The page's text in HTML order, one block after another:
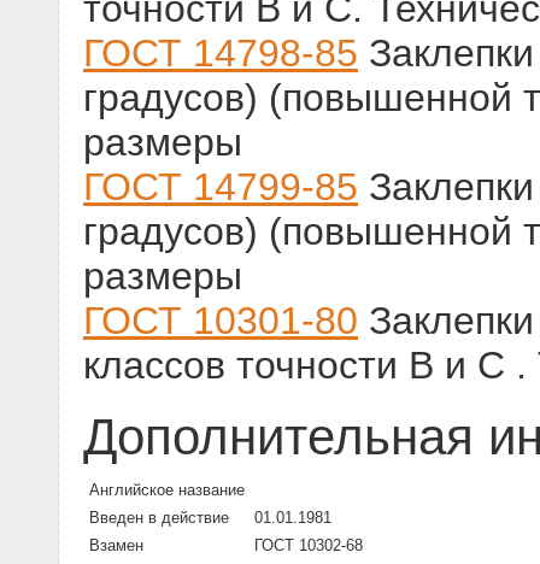
ГОСТ 14798-85
градусов) (повышенной
размеры
ГОСТ 14799-85
градусов) (повышенной
размеры
ГОСТ 10301-80
классов точности В и С
Дополнительная
Английское название
Введен в действие
01.01.1981
Взамен
ГОСТ 10302-68